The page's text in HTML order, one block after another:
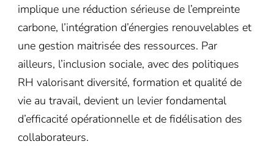
implique une réduction sérieuse de l’empreinte
carbone, l’intégration d’énergies renouvelables et
une gestion maitrisée des ressources. Par
ailleurs, l’inclusion sociale, avec des politiques
RH valorisant diversité, formation et qualité de
vie au travail, devient un levier fondamental
d’efficacité opérationnelle et de fidélisation des
collaborateurs.